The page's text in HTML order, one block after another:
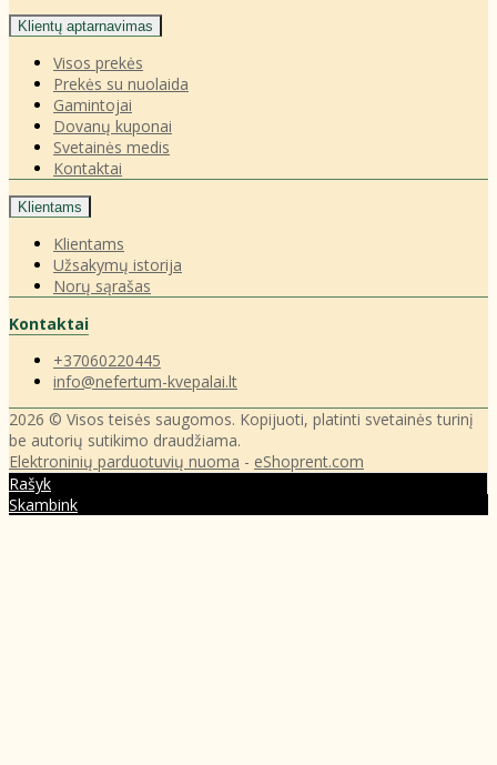
Klientų aptarnavimas
Visos prekės
Prekės su nuolaida
Gamintojai
Dovanų kuponai
Svetainės medis
Kontaktai
Klientams
Klientams
Užsakymų istorija
Norų sąrašas
Kontaktai
+37060220445
info@nefertum-kvepalai.lt
2026 © Visos teisės saugomos. Kopijuoti, platinti svetainės turinį
be autorių sutikimo draudžiama.
Elektroninių parduotuvių nuoma - eShoprent.com
Rašyk
Skambink